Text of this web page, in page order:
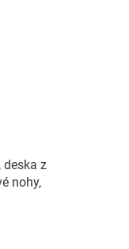
deska z
nohy,